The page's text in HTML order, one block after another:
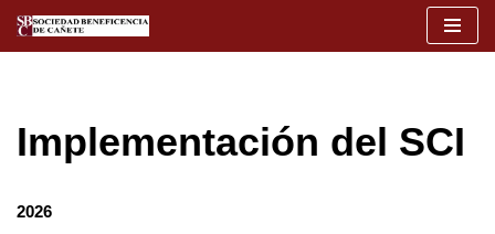
Implementación del SCI
2026